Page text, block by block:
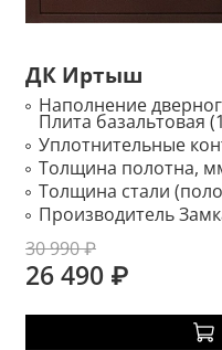
ДК Иртыш
Наполнение
Плита базальтовая
Уплотнительные
Толщина полотна,
Толщина стали
Производитель
30 990 ₽
26 490 ₽